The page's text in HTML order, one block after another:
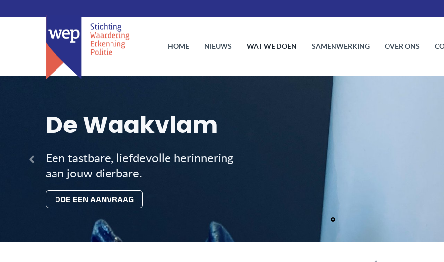
HOME NIEUWS WAT WE DOEN SAMENWERKING OVER ONS
De Waakvlam
Een tastbare, liefdevolle herinnering
aan jouw dierbare.
DOE EEN AANVRAAG